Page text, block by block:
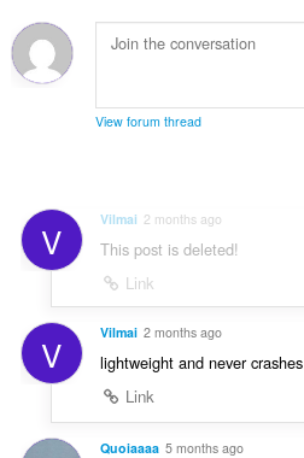
:c
j
a
b
r
o
n
:
View forum thread
V Vilmai 2 months ago
This post is deleted!
Link
V Vilmai 2 months ago
lightweight and never crashes
Link
Quoiaaaa 5 months ago